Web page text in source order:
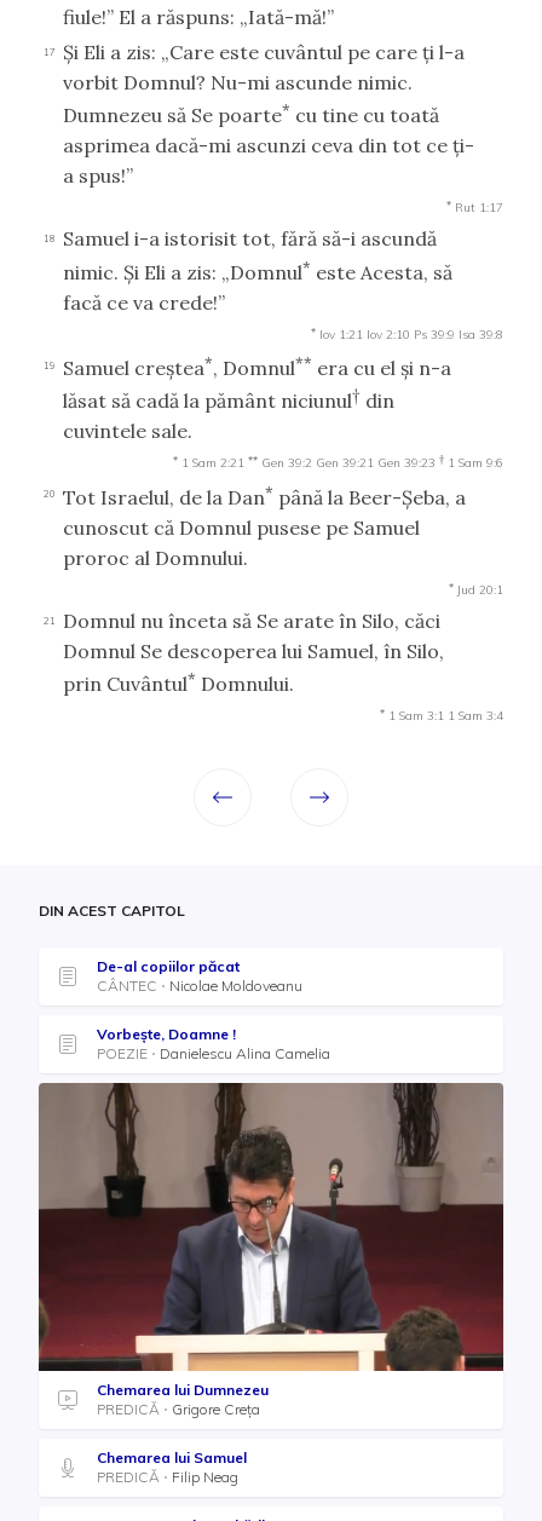
fiule!” El a răspuns: „Iată-mă!”
17
Şi Eli a zis: „Care este cuvântul pe care ţi l-a
vorbit Domnul? Nu-mi ascunde nimic.
Dumnezeu să Se poarte* cu tine cu toată
asprimea dacă-mi ascunzi ceva din tot ce ţi-
a spus!”
* Rut 1:17
18
Samuel i-a istorisit tot, fără să-i ascundă
nimic. Şi Eli a zis: „Domnul* este Acesta, să
facă ce va crede!”
* Iov 1:21 Iov 2:10 Ps 39:9 Isa 39:8
19 Samuel creştea*, Domnul** era cu el şi n-a
lăsat să cadă la pământ niciunul† din
cuvintele sale.
* 1 Sam 2:21 ** Gen 39:2 Gen 39:21 Gen 39:23 † 1 Sam 9:6
20 Tot Israelul, de la Dan* până la Beer-Şeba, a
cunoscut că Domnul pusese pe Samuel
proroc al Domnului.
* Jud 20:1
21
Domnul nu înceta să Se arate în Silo, căci
Domnul Se descoperea lui Samuel, în Silo,
prin Cuvântul* Domnului.
* 1 Sam 3:1 1 Sam 3:4
DIN ACEST CAPITOL
De-al copiilor păcat
CÂNTEC
Nicolae Moldoveanu
Vorbește, Doamne !
POEZIE
Danielescu Alina Camelia
Chemarea lui Dumnezeu
PREDICĂ
Grigore Creța
Chemarea lui Samuel
PREDICĂ
Filip Neag